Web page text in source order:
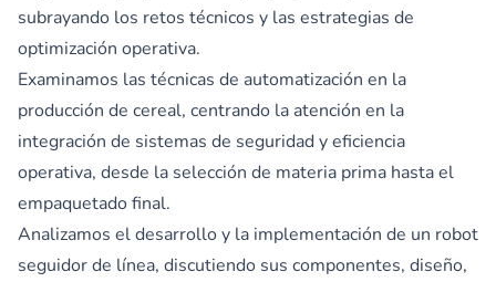
subrayando los retos técnicos y las estrategias de
optimización operativa.
Examinamos las técnicas de automatización en la
producción de cereal, centrando la atención en la
integración de sistemas de seguridad y eficiencia
operativa, desde la selección de materia prima hasta el
empaquetado final.
Analizamos el desarrollo y la implementación de un robot
seguidor de línea, discutiendo sus componentes, diseño,